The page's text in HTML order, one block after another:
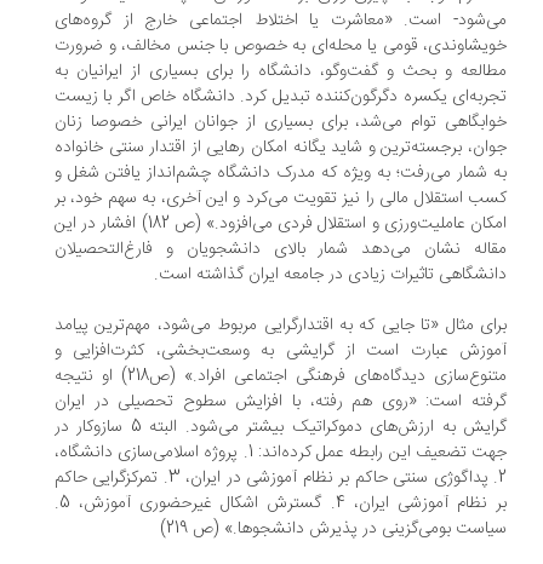
می‌شود- است. «معاشرت یا اختلاط اجتماعی خارج از گروه‌های
خویشاوندی، قومی یا محله‌ای به خصوص با جنس مخالف، و ضرورت
مطالعه و بحث و گفت‌وگو، دانشگاه را برای بسیاری از ایرانیان به
تجربه‌ای یکسره دگرگون‌کننده تبدیل کرد. دانشگاه خاص اگر با زیست
خوابگاهی توام می‌شد، برای بسیاری از جوانان ایرانی خصوصا زنان
جوان، برجسته‌ترین و شاید یگانه امکان رهایی از اقتدار سنتی خانواده
به شمار می‌رفت؛ به ویژه که مدرک دانشگاه چشم‌انداز یافتن شغل و
کسب استقلال مالی را نیز تقویت می‌کرد و این آخری، به سهم خود، بر
امکان عاملیت‌ورزی و استقلال فردی می‌افزود.» (ص 182) افشار در این
مقاله نشان می‌دهد شمار بالای دانشجویان و فارغ‌التحصیلان
دانشگاهی تاثیرات زیادی در جامعه ایران گذاشته است.
برای مثال «تا جایی که به اقتدارگرایی مربوط می‌شود، مهم‌ترین پیامد
آموزش عبارت است از گرایشی به وسعت‌بخشی، کثرت‌افزایی و
متنوع‌سازی دیدگاه‌های فرهنگی اجتماعی افراد.» (ص218) او نتیجه
گرفته است: «روی هم رفته، با افزایش سطوح تحصیلی در ایران
گرایش به ارزش‌های دموکراتیک بیشتر می‌شود. البته 5 سازوکار در
جهت تضعیف این رابطه عمل کرده‌اند: 1. پروژه اسلامی‌سازی دانشگاه،
2. پداگوژی سنتی حاکم بر نظام آموزشی در ایران، 3. تمرکزگرایی حاکم
بر نظام آموزشی ایران، 4. گسترش اشکال غیرحضوری آموزش، 5.
سیاست بومی‌گزینی در پذیرش دانشجوها.» (ص 219)